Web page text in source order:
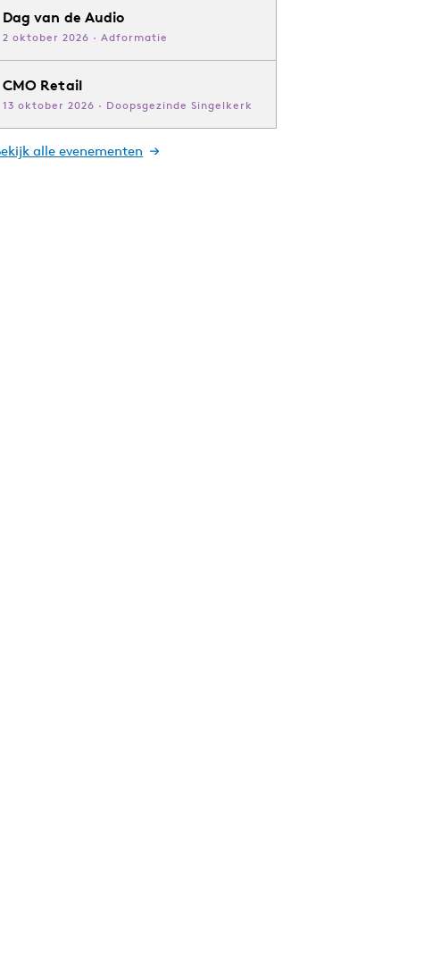
Dag van de Audio
2 oktober 2026 · Adformatie
CMO Retail
13 oktober 2026 · Doopsgezinde Singelkerk
alle evenementen